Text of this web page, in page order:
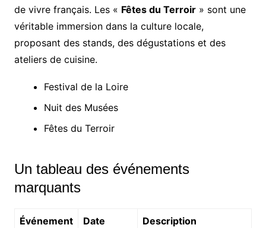
de vivre français. Les « Fêtes du Terroir» sont une
véritable immersion dans la culture locale,
proposant des stands, des dégustations et des
ateliers de cuisine.
Festival de la Loire
Nuit des Musées
Fêtes du Terroir
Un tableau des événements
marquants
Événement Date Description